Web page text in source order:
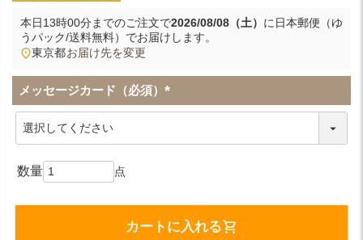
本日13時00分までのご注文で2026/08/08（土） に 日本郵便（ゆ
うパック/送料無料） でお届けします。
東京都お届け先を変更
メッセージカード（必須）
(
カートに入れる